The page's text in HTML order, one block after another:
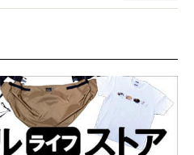
んでお送りしていますので、最後まで